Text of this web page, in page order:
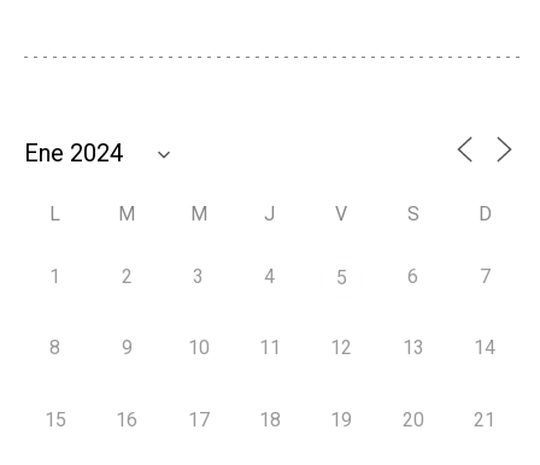
L M M J V S D
1 2 3 4 5 6 7
8 9 10 11 12 13 14
15 16 17 18 19 20 21